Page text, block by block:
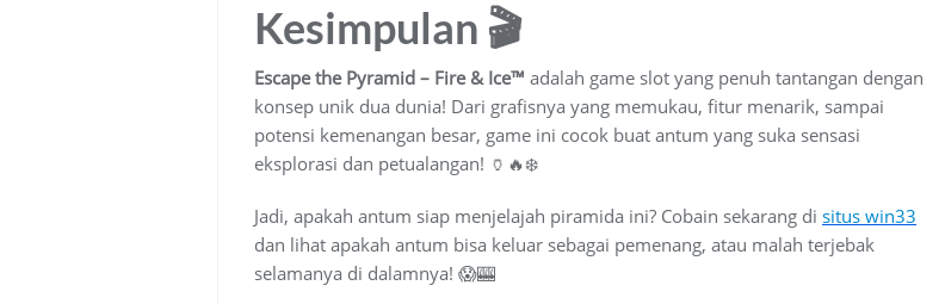
Kesimpulan 🎬
Escape the Pyramid – Fire & Ice™ adalah game slot yang penuh tantangan dengan
konsep unik dua dunia! Dari grafisnya yang memukau, fitur menarik, sampai
potensi kemenangan besar, game ini cocok buat antum yang suka sensasi
eksplorasi dan petualangan! 🏺🔥❄️
Jadi, apakah antum siap menjelajah piramida ini? Cobain sekarang di situs win33
dan lihat apakah antum bisa keluar sebagai pemenang, atau malah terjebak
selamanya di dalamnya! 😱🎰